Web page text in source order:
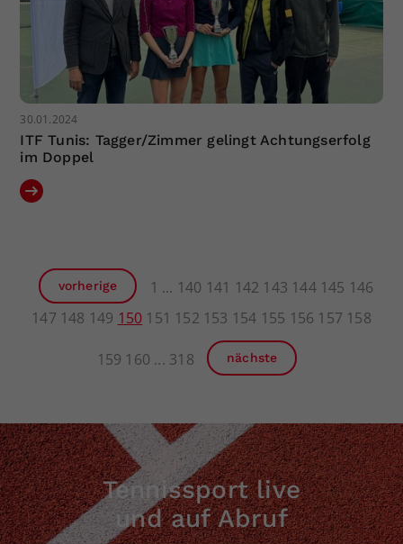
30.01.2024
ITF Tunis: Tagger/Zimmer gelingt Achtungserfolg
im Doppel
vorherige 1 140 141 142 143 144 145 146
147 148 149 150 151 152 153 154 155 156 157 158
159 160 318 nächste
Tennissport live
und auf Abruf